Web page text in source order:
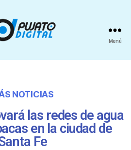
Menú
NOTICIAS
las redes de agua
en la ciudad de
Fe